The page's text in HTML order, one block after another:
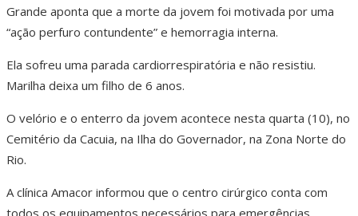
Grande aponta que a morte da jovem foi motivada por uma
“ação perfuro contundente” e hemorragia interna.
Ela sofreu uma parada cardiorrespiratória e não resistiu.
Marilha deixa um filho de 6 anos.
O velório e o enterro da jovem acontece nesta quarta (10), no
Cemitério da Cacuia, na Ilha do Governador, na Zona Norte do
Rio.
A clínica Amacor informou que o centro cirúrgico conta com